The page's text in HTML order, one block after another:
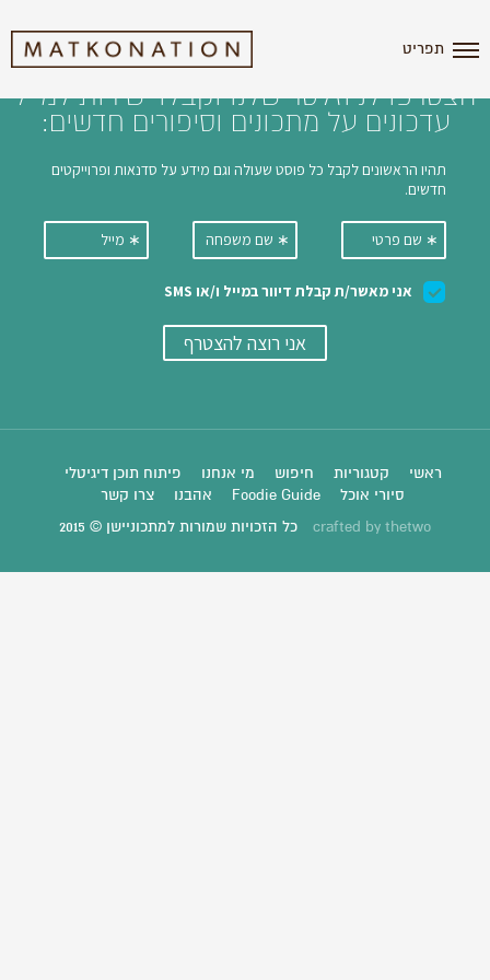
תפריט
הצטרפו לניוזלטר שלנו וקבלו ישירות למייל
עדכונים על מתכונים וסיפורים חדשים:
ראשי קטגוריות חיפוש מי אנחנו
פיתוח תוכן דיגיטלי
סיורי אוכל
Foodie Guide אהבנו צרו קשר
crafted by thetwo כל הזכויות שמורות למתכוניישן © 2015